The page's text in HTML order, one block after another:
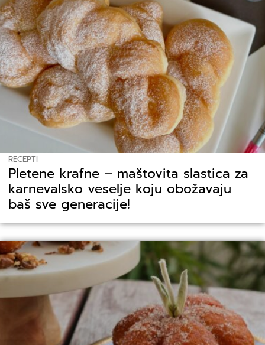
RECEPTI
Pletene krafne – maštovita slastica za
karnevalsko veselje koju obožavaju
baš sve generacije!